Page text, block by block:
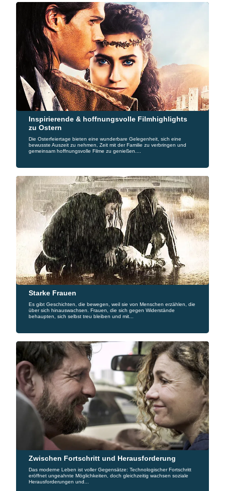
Inspirierende & hoffnungsvolle Filmhighlights
zu Ostern
Die Osterfeiertage bieten eine wunderbare Gelegenheit, sich eine
bewusste Auszeit zu nehmen, Zeit mit der Familie zu verbringen und
gemeinsam hoffnungsvolle Filme zu genießen....
Starke Frauen
Es gibt Geschichten, die bewegen, weil sie von Menschen erzählen, die
über sich hinauswachsen. Frauen, die sich gegen Widerstände
behaupten, sich selbst treu bleiben und mit...
Zwischen Fortschritt und Herausforderung
Das moderne Leben ist voller Gegensätze: Technologischer Fortschritt
eröffnet ungeahnte Möglichkeiten, doch gleichzeitig wachsen soziale
Herausforderungen und...